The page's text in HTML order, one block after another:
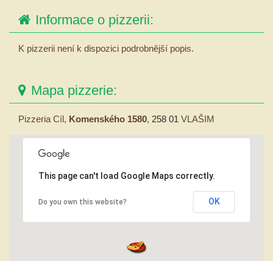
Informace o pizzerii:
K pizzerii není k dispozici podrobnější popis.
Mapa pizzerie:
Pizzeria Cíl, Komenského 1580, 258 01 VLAŠIM
This page can't load Google Maps correctly.
Do you own this website? OK